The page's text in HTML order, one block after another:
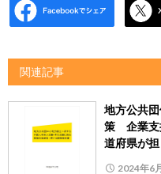
関連記事
地方公共
策 企業支
道府県が担
2024年6